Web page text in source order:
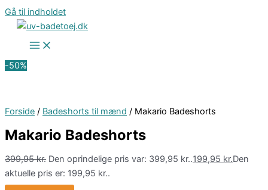
Gå til indholdet
-50%
Forside / Badeshorts til mænd / Makario Badeshorts
Makario Badeshorts
399,95kr. Den oprindelige pris var: 399,95 kr..199,95 kr.Den
aktuelle pris er: 199,95 kr..